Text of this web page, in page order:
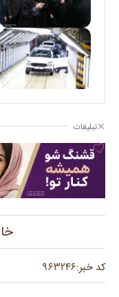
تبلیغات
کد خبر:۹۶۳۲۴۶